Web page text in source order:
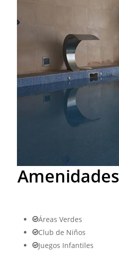
Amenidades
Áreas Verdes
Club de Niños
Juegos Infantiles